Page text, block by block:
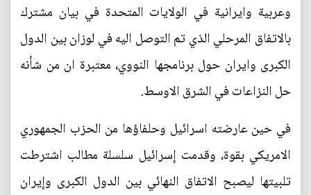
وعربية وايرانية في الولايات المتحدة في بيان مشترك
بالاتفاق المرحلي الذي تم التوصل اليه في لوزان بين الدول
الكبرى وايران حول برنامجها النووي، معتبرة ان من شأنه
حل النزاعات في الشرق الاوسط.
في حين عارضته اسرائيل وحلفاؤها من الحزب الجمهوري
الامريكي بقوة، وقدمت إسرائيل سلسلة مطالب اشترطت
تلبيتها ليصبح الاتفاق النهائي بين الدول الكبرى وإيران